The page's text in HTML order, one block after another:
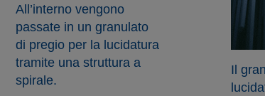
All’interno vengono
passate in un granulato
di pregio per la lucidatura
tramite una struttura a
spirale.
Il